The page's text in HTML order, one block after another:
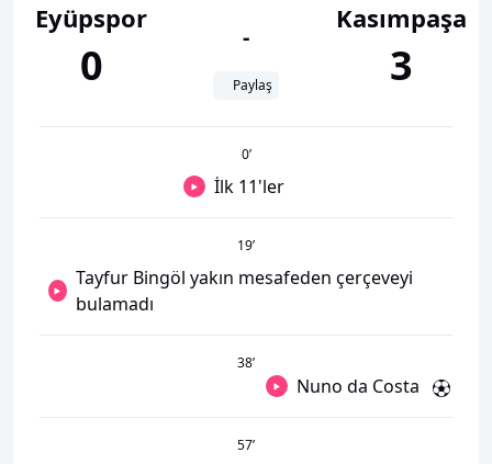
Eyüpspor
0
-
Paylaş
Kasımpaşa
3
0’
İlk 11'ler
19’
Tayfur Bingöl yakın mesafeden çerçeveyi
bulamadı
38’
Nuno da Costa
57’